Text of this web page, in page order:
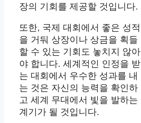
장의 기회를 제공할 것입니다.
또한, 국제 대회에서 좋은 성적
을 거둬 상장이나 상금을 획들
할 수 있는 기회도 놓치지 않아
야 합니다. 세계적인 인정을 받
는 대회에서 우수한 성과를 내
는 것은 자신의 능력을 확인하
고 세계 무대에서 빛을 발하는
계기가 될 것입니다.